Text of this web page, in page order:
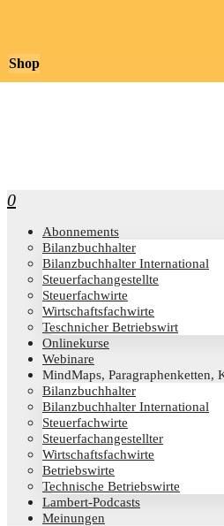
0
Abon­ne­ments
Bilanz­buch­hal­ter
Bilanz­buch­hal­ter International
Steu­er­fach­an­ge­stell­te
Steu­er­fach­wir­te
Wirt­schafts­fach­wir­te
Teschni­cher Betriebswirt
Online­kur­se
Web­i­na­re
Mind­Maps, Para­gra­phen­ket­ten,
Bilanz­buch­hal­ter
Bilanz­buch­hal­ter International
Steu­er­fach­wir­te
Steu­er­fach­an­ge­stell­ter
Wirt­schafts­fach­wir­te
Betriebs­wir­te
Tech­ni­sche Betriebswirte
Lam­­bert-Pod­­casts
Mei­nun­gen
Shop